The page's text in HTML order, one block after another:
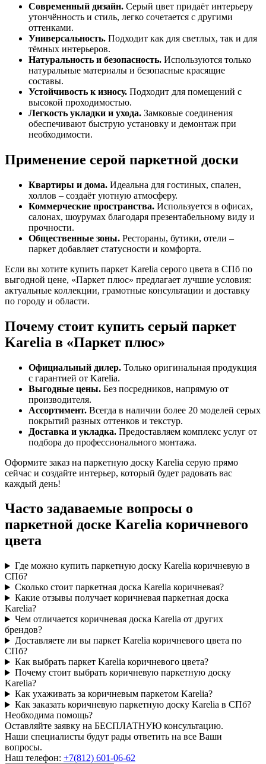
Современный дизайн. Серый цвет придаёт интерьеру
утончённость и стиль, легко сочетается с другими
оттенками.
Универсальность. Подходит как для светлых, так и для
тёмных интерьеров.
Натуральность и безопасность. Используются только
натуральные материалы и безопасные красящие
составы.
Устойчивость к износу. Подходит для помещений с
высокой проходимостью.
Легкость укладки и ухода. Замковые соединения
обеспечивают быструю установку и демонтаж при
необходимости.
Применение серой паркетной доски
Квартиры и дома. Идеальна для гостиных, спален,
холлов – создаёт уютную атмосферу.
Коммерческие пространства. Используется в офисах,
салонах, шоурумах благодаря презентабельному виду и
прочности.
Общественные зоны. Рестораны, бутики, отели –
паркет добавляет статусности и комфорта.
Если вы хотите купить паркет Karelia серого цвета в СПб по
выгодной цене, «Паркет плюс» предлагает лучшие условия:
актуальные коллекции, грамотные консультации и доставку
по городу и области.
Почему стоит купить серый паркет
Karelia в «Паркет плюс»
Официальный дилер. Только оригинальная продукция
с гарантией от Karelia.
Выгодные цены. Без посредников, напрямую от
производителя.
Ассортимент. Всегда в наличии более 20 моделей серых
покрытий разных оттенков и текстур.
Доставка и укладка. Предоставляем комплекс услуг от
подбора до профессионального монтажа.
Оформите заказ на паркетную доску Karelia серую прямо
сейчас и создайте интерьер, который будет радовать вас
каждый день!
Часто задаваемые вопросы о
паркетной доске Karelia коричневого
цвета
Где можно купить паркетную доску Karelia коричневую в
СПб?
Сколько стоит паркетная доска Karelia коричневая?
Какие отзывы получает коричневая паркетная доска
Karelia?
Чем отличается коричневая доска Karelia от других
брендов?
Доставляете ли вы паркет Karelia коричневого цвета по
СПб?
Как выбрать паркет Karelia коричневого цвета?
Почему стоит выбрать коричневую паркетную доску
Karelia?
Как ухаживать за коричневым паркетом Karelia?
Как заказать коричневую паркетную доску Karelia в СПб?
Необходима помощь?
Оставляйте заявку на БЕСПЛАТНУЮ консультацию.
Наши специалисты будут рады ответить на все Ваши
вопросы.
Наш телефон: +7(812) 601-06-62